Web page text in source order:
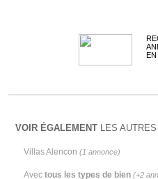
EN
VOIR ÉGALEMENT LES
Villas Alencon (1 annonce)
Avec tous les types de bien (+2